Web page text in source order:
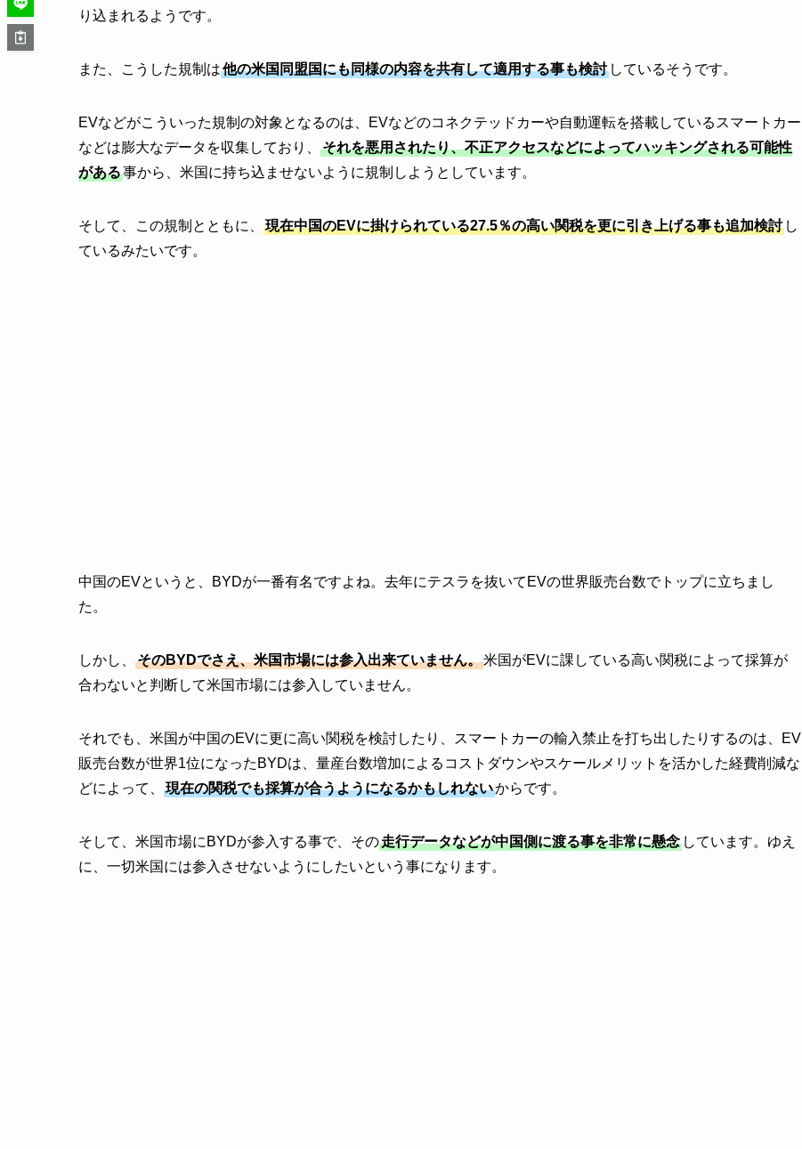
り込まれるようです。
また、こうした規制は他の米国同盟国にも同様の内容を共有して適用する事も検討 しているそうです。
EVなどがこういった規制の対象となるのは、EVなどのコネクテッドカーや自動運転を搭載しているスマートカー
などは膨大なデータを収集しており、
それを悪用されたり、不正アクセスなどによってハッキングされる可能性
がある事から、米国に持ち込ませないように規制しようとしています。
そして、この規制とともに、 現在中国のEVに掛けられている27.5％の高い関税を更に引き上げる事も追加検討 し
ているみたいです。
中国のEVというと、BYDが一番有名ですよね。去年にテスラを抜いてEVの世界販売台数でトップに立ちまし
た。
しかし、 そのBYDでさえ、米国市場には参入出来ていません。米国がEVに課している高い関税によって採算が
合わないと判断して米国市場には参入していません。
それでも、米国が中国のEVに更に高い関税を検討したり、スマートカーの輸入禁止を打ち出したりするのは、EV
販売台数が世界1位になったBYDは、量産台数増加によるコストダウンやスケールメリットを活かした経費削減な
どによって、
現在の関税でも採算が合うようになるかもしれないからです。
そして、米国市場にBYDが参入する事で、その走行データなどが中国側に渡る事を非常に懸念 しています。ゆえ
に、一切米国には参入させないようにしたいという事になります。